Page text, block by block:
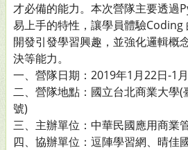
才必備的能力。本次營隊主要透過
易上手的特性，讓學員體驗Coding
開發引發學習興趣，並強化邏輯概
決等能力。
一、營隊日期：2019年1月22日-1
二、營隊地點：國立台北商業大學(
號)
三、主辦單位：中華民國應用商業
四、協辦單位：逗陣學習網、晴佳